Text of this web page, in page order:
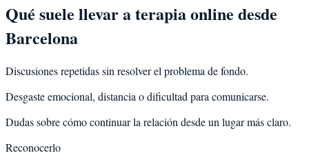
Qué suele llevar a terapia online desde
Barcelona
Discusiones repetidas sin resolver el problema de fondo.
Desgaste emocional, distancia o dificultad para comunicarse.
Dudas sobre cómo continuar la relación desde un lugar más claro.
Reconocerlo